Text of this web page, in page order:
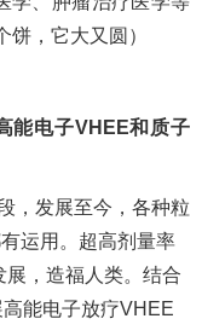
饼，它大又圆）
能电子VHEE和质子
，发展至今，各种粒
运用。超高剂量率
展，造福人类。结合
能电子放疗VHEE